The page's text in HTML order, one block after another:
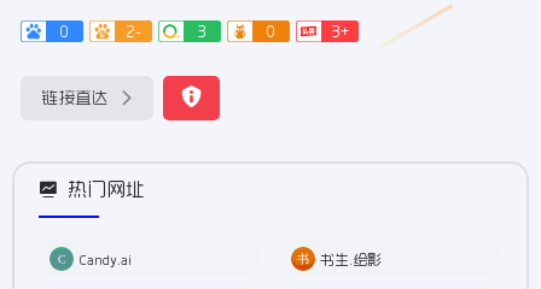
0 2- 3 0 3+
链接直达
热门网址
Candy.ai 书生.绘影